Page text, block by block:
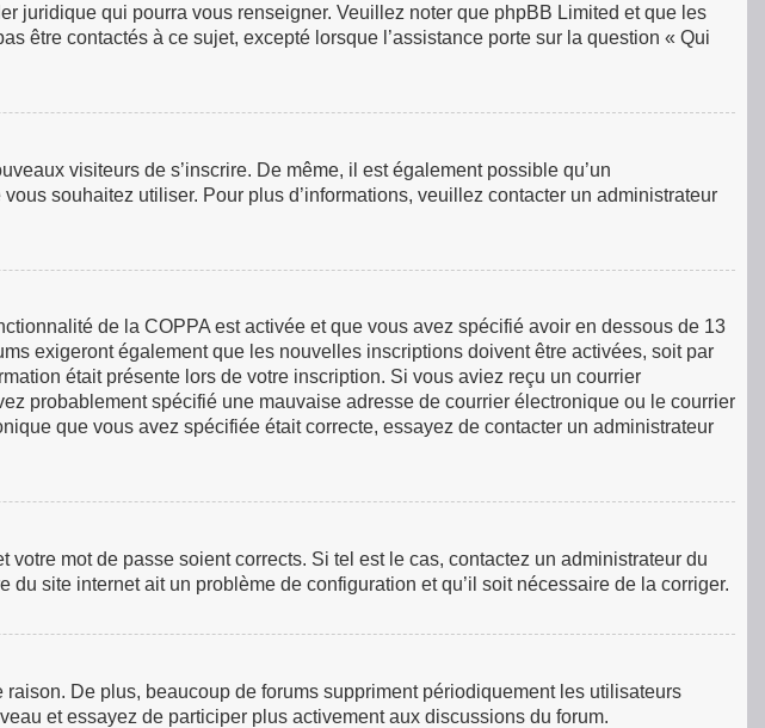
juridique qui pourra vous renseigner. Veuillez noter que phpBB Limited et que les
être contactés à ce sujet, excepté lorsque l’assistance porte sur la question « Qui
visiteurs de s’inscrire. De même, il est également possible qu’un
souhaitez utiliser. Pour plus d’informations, veuillez contacter un administrateur
de la COPPA est activée et que vous avez spécifié avoir en dessous de 13
exigeront également que les nouvelles inscriptions doivent être activées, soit par
était présente lors de votre inscription. Si vous aviez reçu un courrier
probablement spécifié une mauvaise adresse de courrier électronique ou le courrier
que vous avez spécifiée était correcte, essayez de contacter un administrateur
mot de passe soient corrects. Si tel est le cas, contactez un administrateur du
site internet ait un problème de configuration et qu’il soit nécessaire de la corriger.
De plus, beaucoup de forums suppriment périodiquement les utilisateurs
et essayez de participer plus activement aux discussions du forum.